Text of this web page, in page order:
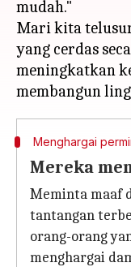
mudah."
Mari kita
yang cerdas
meningkatkan
Menghargai
Mereka
Meminta maaf
tantangan
orang-orang
menghargai